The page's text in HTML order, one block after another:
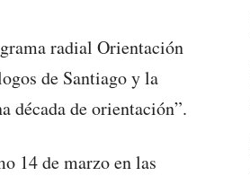
radial Orientación
de Santiago y la
década de orientación”.
14 de marzo en las